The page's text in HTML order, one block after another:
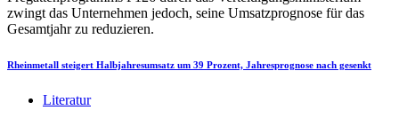
Rheinmetall steigert Halbjahresumsatz um 39 Prozent, Jahresprognose nach gesenkt
Literatur